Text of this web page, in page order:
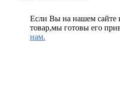
Если Вы на нашем
товар,мы готовы его
нам.